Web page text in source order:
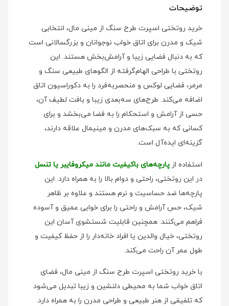
توضیحات
خرید روتختی اسپرت طرح سنگ از مینی‌ مال، انتخابی
شیک و مدرن برای اتاق خواب نوجوانان و بزرگسالانی است
که به دنبال فضایی زیبا و آرامش‌بخش هستند. این
روتختی با طراحی الهام‌گرفته از الگوهای طبیعی سنگ و
مرمر، فضایی لوکس و منحصر‌به‌فرد را به دکوراسیون اتاق
اضافه می‌کند. طرح‌های سه‌بعدی زیبا و بافت لطیف آن،
حسی از آرامش و استحکام را به فضا می‌بخشد و برای
کسانی که به سبک‌های مدرن و مینیمال علاقه دارند،
گزینه‌ای ایده‌آل است.
استفاده از پارچه‌های باکیفیت مانند میکروفایبر یا تنسل
در این روتختی، راحتی و دوام بالا را به همراه دارد. این
پارچه‌ها ضد حساسیت و نرم هستند و علاوه بر ظاهر
شیک، حس آرامش و راحتی را برای خوابی عمیق و آسوده
فراهم می‌کنند. همچنین قابلیت شستشوی آسان این
روتختی، خیال والدین یا افراد خانه‌دار را از حفظ کیفیت و
طول عمر آن راحت می‌کند.
با خرید روتختی اسپرت طرح سنگ از مینی‌ مال، فضای
اتاق خواب شما به محیطی دلنشین و زیبا تبدیل می‌شود
که تلفیقی از هنر طبیعی و طراحی مدرن را به همراه دارد.